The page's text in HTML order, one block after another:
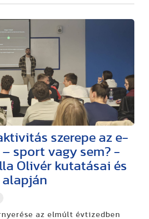
szerepe az e-
sport vagy sem? -
Olivér kutatásai és
alapján
az elmúlt évtizedben